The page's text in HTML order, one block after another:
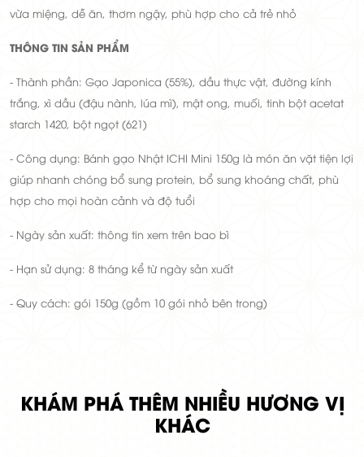
vừa miệng, dễ ăn, thơm ngậy, phù hợp cho cả trẻ nhỏ
THÔNG TIN SẢN PHẨM
- Thành phần: Gạo Japonica (55%), dầu thực vật, đường kính
trắng, xì dầu (đậu nành, lúa mì), mật ong, muối, tinh bột acetat
starch 1420, bột ngọt (621)
- Công dụng: Bánh gạo Nhật ICHI Mini 150g là món ăn vặt tiện lợi
giúp nhanh chóng bổ sung protein, bổ sung khoáng chất, phù
hợp cho mọi hoàn cảnh và độ tuổi
- Ngày sản xuất: thông tin xem trên bao bì
- Hạn sử dụng: 8 tháng kể từ ngày sản xuất
- Quy cách: gói 150g (gồm 10 gói nhỏ bên trong)
KHÁM PHÁ THÊM NHIỀU HƯƠNG VỊ
KHÁC